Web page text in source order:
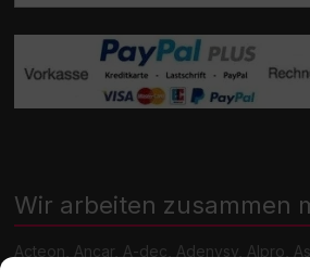
Wir arbeiten zusammen
Acteon, Ancar, A-dec, Adenysy, Alpro,